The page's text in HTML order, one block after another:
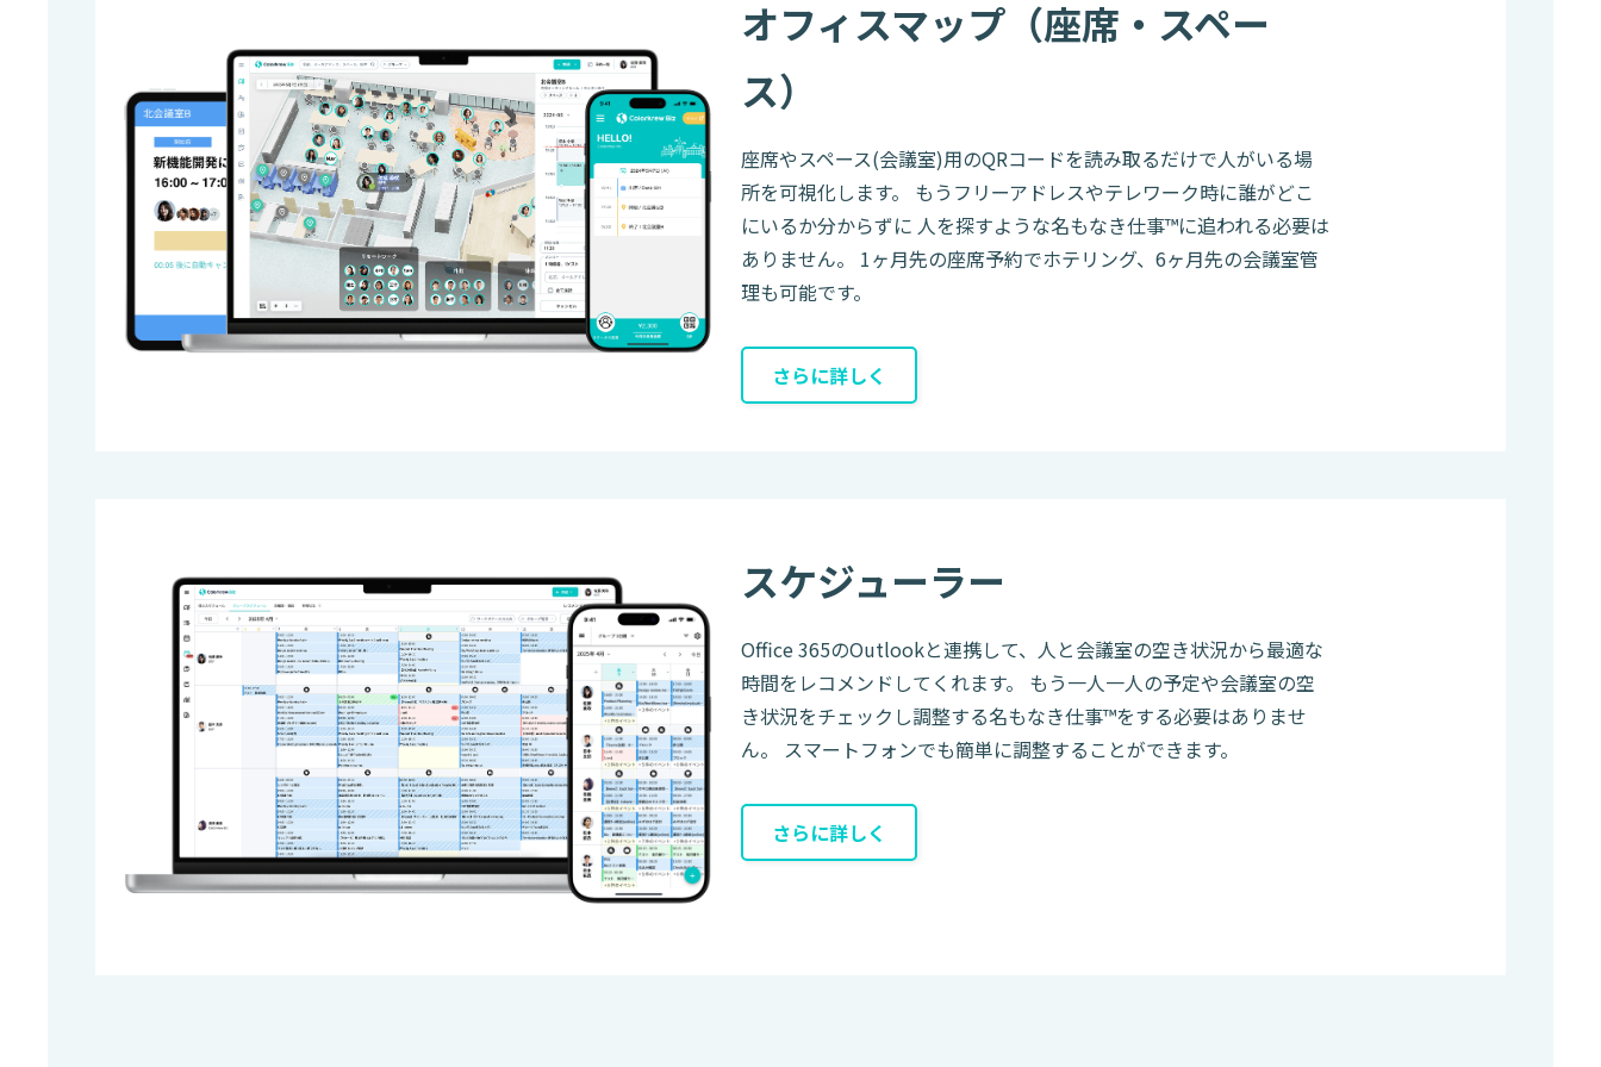
オフィスマップ（座席・スペー
ス）
座席やスペース(会議室)用のQRコードを読み取るだけで人がいる場
所を可視化します。 もうフリーアドレスやテレワーク時に誰がどこ
にいるか分からずに 人を探すような名もなき仕事™に追われる必要は
ありません。 1ヶ月先の座席予約でホテリング、6ヶ月先の会議室管
理も可能です。
さらに詳しく
スケジューラー
Office 365のOutlookと連携して、人と会議室の空き状況から最適な
時間をレコメンドしてくれます。 もう一人一人の予定や会議室の空
き状況をチェックし調整する名もなき仕事™をする必要はありませ
ん。 スマートフォンでも簡単に調整することができます。
さらに詳しく